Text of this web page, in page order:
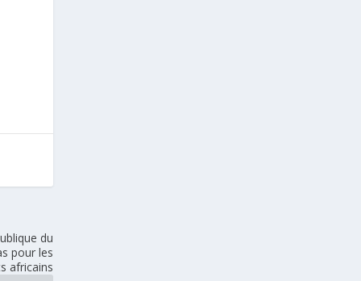
du
pour les
africains